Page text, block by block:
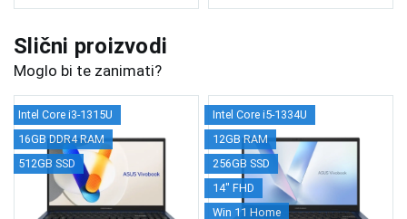
Slični proizvodi
Moglo bi te zanimati?
Intel Core i3-1315U
16GB DDR4 RAM
512GB SSD
Intel Core i5-1334U
12GB RAM
256GB SSD
14" FHD
Win 11 Home